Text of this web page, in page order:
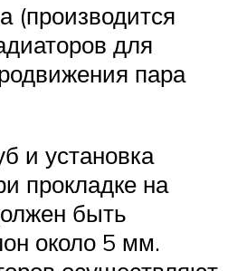
(производится
для
пара
и установка
прокладке на
быть
около 5 мм.